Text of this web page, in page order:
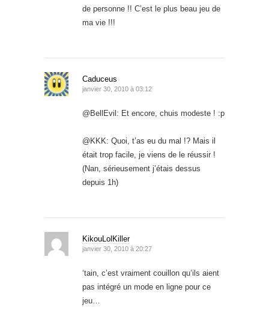
de personne !! C’est le plus beau jeu de
ma vie !!!
Caduceus
janvier 30, 2010 à 03:12
@BellEvil: Et encore, chuis modeste ! :p
@KKK: Quoi, t’as eu du mal !? Mais il
était trop facile, je viens de le réussir !
(Nan, sérieusement j’étais dessus
depuis 1h)
KikouLolKiller
janvier 30, 2010 à 20:27
‘tain, c’est vraiment couillon qu’ils aient
pas intégré un mode en ligne pour ce
jeu…